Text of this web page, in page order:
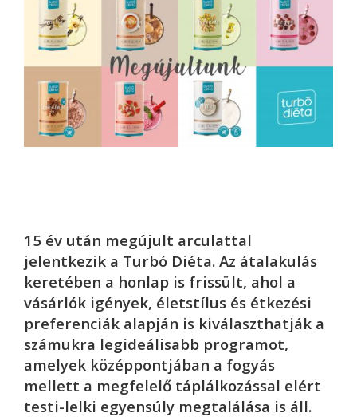
15 év után megújult arculattal
jelentkezik a Turbó Diéta. Az átalakulás
keretében a honlap is frissült, ahol a
vásárlók igények, életstílus és étkezési
preferenciák alapján is kiválaszthatják a
számukra legideálisabb programot,
amelyek középpontjában a fogyás
mellett a megfelelő táplálkozással elért
testi-lelki egyensúly megtalálása is áll.